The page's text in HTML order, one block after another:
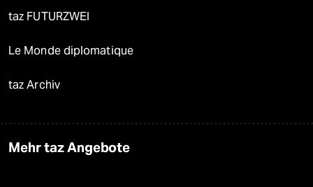
taz FUTURZWEI
Le Monde diplomatique
taz Archiv
Mehr taz Angebote